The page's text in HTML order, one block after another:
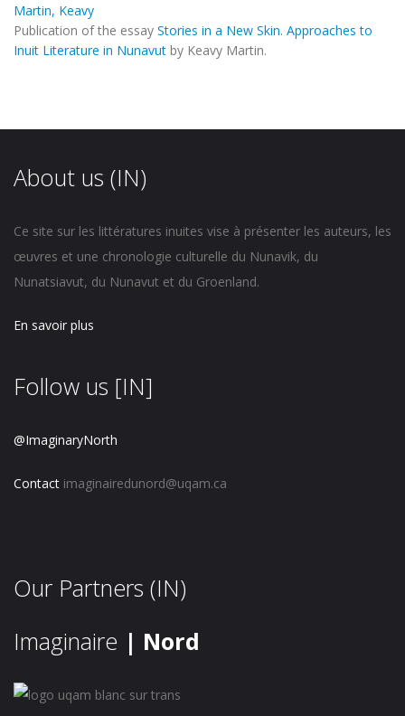
Martin, Keavy
Publication of the essay Stories in a New Skin. Approaches to
Inuit Literature in Nunavut by Keavy Martin.
About us (IN)
Ce site sur les littératures inuites vise à présenter les auteurs, les
œuvres et une chronologie culturelle du Nunavik, du
Nunatsiavut, du Nunavut et du Groenland.
En savoir plus
Follow us [IN]
@ImaginaryNorth
Contact imaginairedunord@uqam.ca
Our Partners (IN)
Imaginaire | Nord